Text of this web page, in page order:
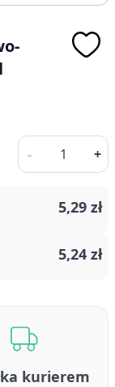
5,29 zł
5,24 zł
-
Ilość
+
kurierem